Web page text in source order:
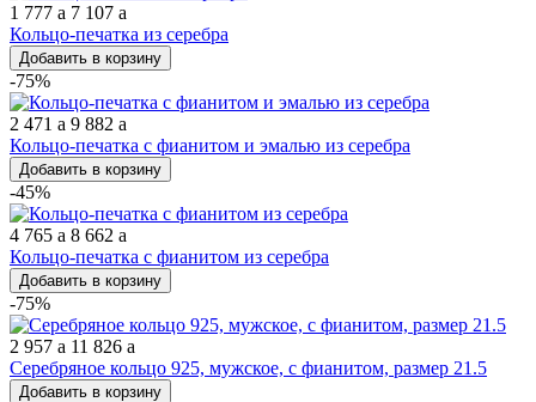
1 777 a 7 107 a
Кольцо-печатка из серебра
Добавить в корзину
-75%
2 471 a 9 882 a
Кольцо-печатка с фианитом и эмалью из серебра
Добавить в корзину
-45%
4 765 a 8 662 a
Кольцо-печатка с фианитом из серебра
Добавить в корзину
-75%
2 957 a 11 826 a
Серебряное кольцо 925, мужское, с фианитом, размер 21.5
Добавить в корзину